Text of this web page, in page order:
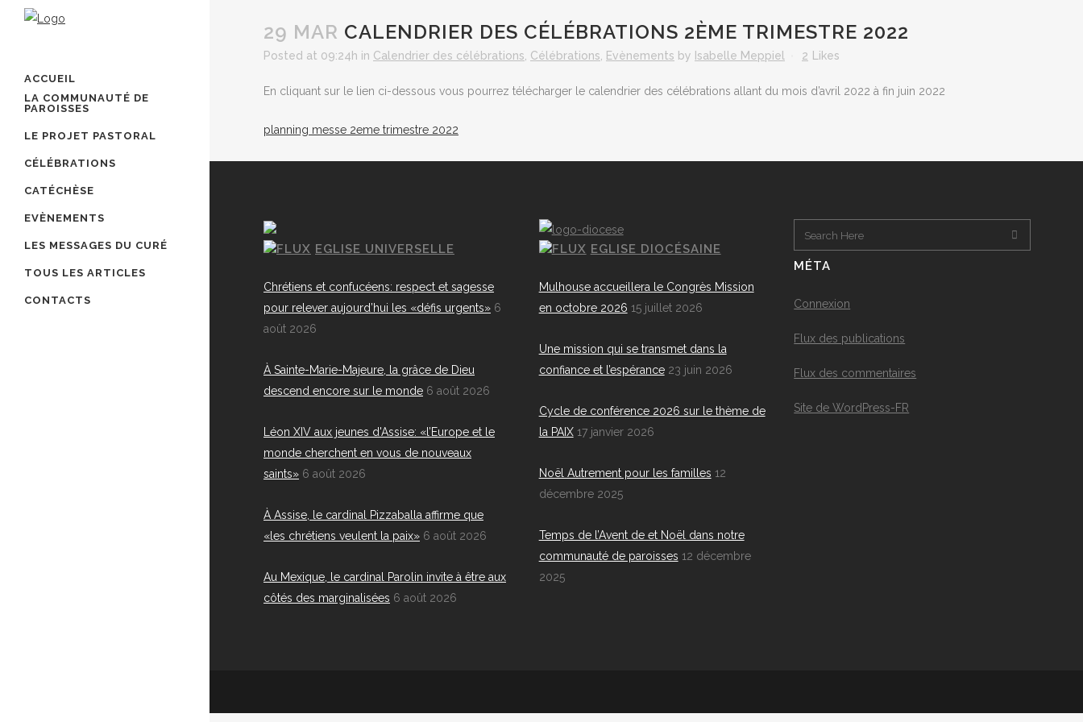
ACCUEIL
LA COMMUNAUTÉ DE
PAROISSES
LE PROJET PASTORAL
CÉLÉBRATIONS
CATÉCHÈSE
EVÈNEMENTS
LES MESSAGES DU CURÉ
TOUS LES ARTICLES
CONTACTS
29 MAR CALENDRIER DES CÉLÉBRATIONS 2ÈME TRIMESTRE 2022
Posted at 09:24h in Calendrier des célébrations Célébrations Evènements by Isabelle Meppiel 2 Likes
En cliquant sur le lien ci-dessous vous pourrez télécharger le calendrier des célébrations allant du mois d’avril 2022 à fin juin 2022
planning messe 2eme trimestre 2022
EGLISE UNIVERSELLE
Chrétiens et confucéens: respect et sagesse
pour relever aujourd’hui les «défis urgents» 6
août 2026
À Sainte-Marie-Majeure, la grâce de Dieu
descend encore sur le monde 6 août 2026
Léon XIV aux jeunes d'Assise: «l’Europe et le
monde cherchent en vous de nouveaux
saints» 6 août 2026
À Assise, le cardinal Pizzaballa affirme que
«les chrétiens veulent la paix» 6 août 2026
Au Mexique, le cardinal Parolin invite à être aux
côtés des marginalisées 6 août 2026
EGLISE DIOCÉSAINE
Mulhouse accueillera le Congrès Mission
en octobre 2026 15 juillet 2026
Une mission qui se transmet dans la
confiance et l’espérance 23 juin 2026
Cycle de conférence 2026 sur le thème de
la PAIX 17 janvier 2026
Noël Autrement pour les familles 12
décembre 2025
Temps de l’Avent de et Noël dans notre
communauté de paroisses 12 décembre
2025
MÉTA
Connexion
Flux des publications
Flux des commentaires
Site de WordPress-FR